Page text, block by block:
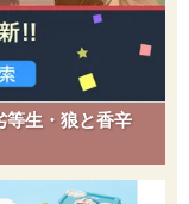
等生・狼と香辛